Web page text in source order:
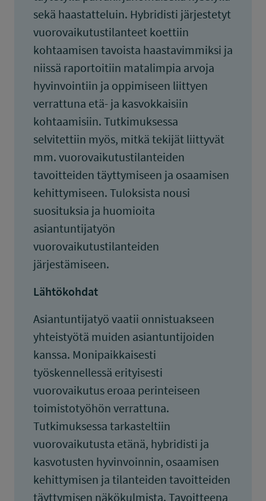
sekä haastatteluin. Hybridisti järjestetyt
vuorovaikutustilanteet koettiin
kohtaamisen tavoista haastavimmiksi ja
niissä raportoitiin matalimpia arvoja
hyvinvointiin ja oppimiseen liittyen
verrattuna etä- ja kasvokkaisiin
kohtaamisiin. Tutkimuksessa
selvitettiin myös, mitkä tekijät liittyvät
mm. vuorovaikutustilanteiden
tavoitteiden täyttymiseen ja osaamisen
kehittymiseen. Tuloksista nousi
suosituksia ja huomioita
asiantuntijatyön
vuorovaikutustilanteiden
järjestämiseen.
Lähtökohdat
Asiantuntijatyö vaatii onnistuakseen
yhteistyötä muiden asiantuntijoiden
kanssa. Monipaikkaisesti
työskennellessä erityisesti
vuorovaikutus eroaa perinteiseen
toimistotyöhön verrattuna.
Tutkimuksessa tarkasteltiin
vuorovaikutusta etänä, hybridisti ja
kasvotusten hyvinvoinnin, osaamisen
kehittymisen ja tilanteiden tavoitteiden
täyttymisen näkökulmista. Tavoitteena